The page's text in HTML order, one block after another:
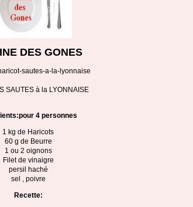
DES GONES
sautes-a-la-lyonnaise
SAUTES à la LYONNAISE
4 personnes
1 kg de Haricots
60 g de Beurre
1 ou 2 oignons
Filet de vinaigre
persil haché
sel , poivre
Recette: